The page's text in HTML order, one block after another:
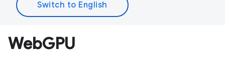
WebGPU